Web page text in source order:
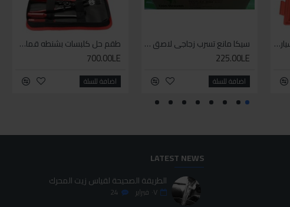
طقم قياس كبس موتور السياره 3 ق سيكا مانع تسرب زجاجي لاصق اسود 600 مل
225.00LE
اضافة للسلة
طقم حل كلبسات بشنطه قماش ١٩ قطعه للخدمات الشاقه
700.00LE
اضافة للسلة
LATEST NEWS
الطريقة الصحيحة لقياس زيت المحرك
٠٧ فبراير 24